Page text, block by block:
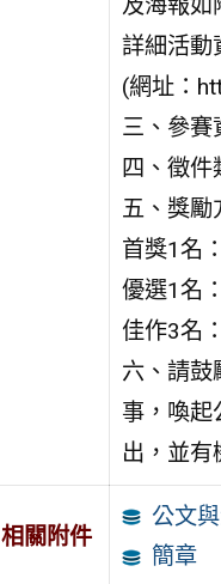
詳細活動
(網址：
三、參賽
四、徵
五、獎勵
首獎1名
優選1名
佳作3名
六、請鼓
事，喚起
出，並有
相關附件
公文
簡章